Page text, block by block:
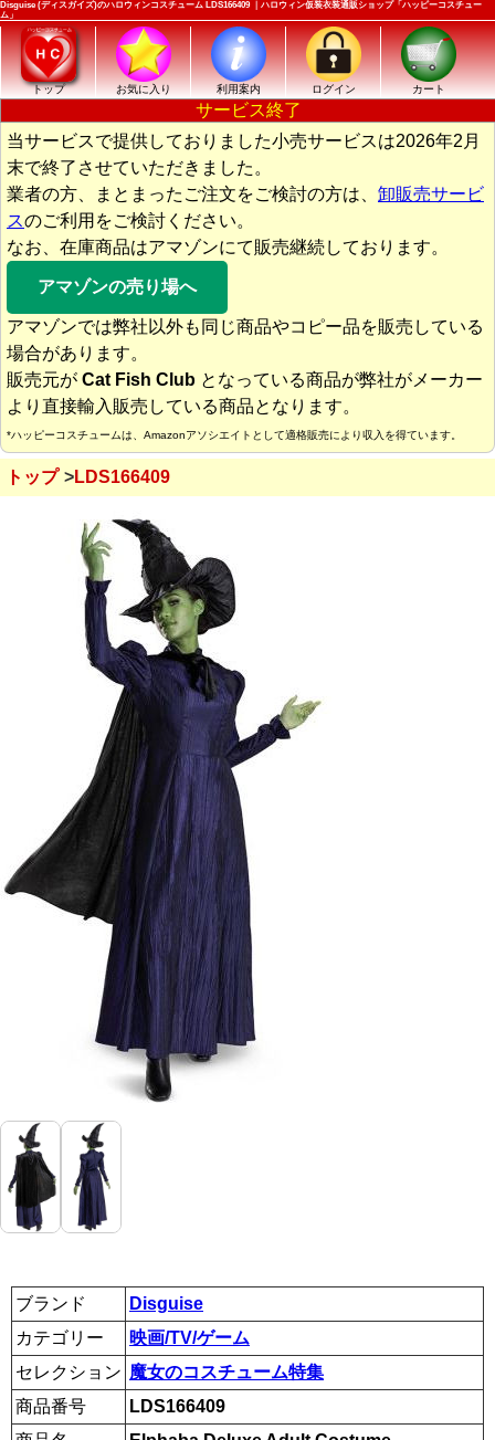
Disguise (ディスガイズ)のハロウィンコスチューム LDS166409 ｜ハロウィン仮装衣装通販ショップ「ハッピーコスチュー
ム」
トップ お気に入り 利用案内 ログイン カート
サービス終了
当サービスで提供しておりました小売サービスは2026年2月
末で終了させていただきました。
業者の方、まとまったご注文をご検討の方は、 卸販売サービ
スのご利用をご検討ください。
なお、在庫商品はアマゾンにて販売継続しております。
アマゾンの売り場へ
アマゾンでは弊社以外も同じ商品やコピー品を販売している
場合があります。
販売元が Cat Fish Club となっている商品が弊社がメーカー
より直接輸入販売している商品となります。
*ハッピーコスチュームは、Amazonアソシエイトとして適格販売により収入を得ています。
トップ LDS166409
ブランド
Disguise
カテゴリー
映画/TV/ゲーム
セレクション 魔女のコスチューム特集
商品番号
LDS166409